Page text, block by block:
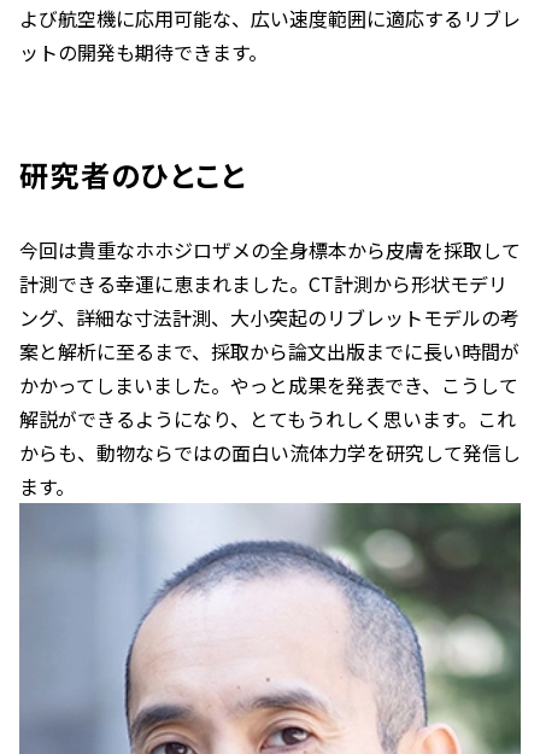
よび航空機に応用可能な、広い速度範囲に適応するリブレ
ットの開発も期待できます。
研究者のひとこと
今回は貴重なホホジロザメの全身標本から皮膚を採取して
計測できる幸運に恵まれました。CT計測から形状モデリ
ング、詳細な寸法計測、大小突起のリブレットモデルの考
案と解析に至るまで、採取から論文出版までに長い時間が
かかってしまいました。やっと成果を発表でき、こうして
解説ができるようになり、とてもうれしく思います。これ
からも、動物ならではの面白い流体力学を研究して発信し
ます。